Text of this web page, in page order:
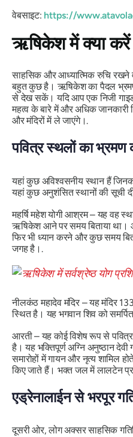
वेबसाइट: https://
ऋषिकेश में क्या करें
साहसिक और आध्यात्मिक रुचि
बहुत कुछ है। ऋषिकेश का पैदल
से देख सकें। यदि आप एक निजी
महत्व के बारे में और अधिक जानकारी
और मंदिरों में ले जाएंगे।.
पवित्र स्थलों का भ्रमण
यहां कुछ अविश्वसनीय स्थान हैं
यहां कुछ अनुशंसित स्थानों की सूची
महर्षि महेश योगी आश्रम – यह वह
ऋषिकेश आने पर समय बिताया था।
फिर भी ध्यान करने और कुछ समय
जगह है।.
नीलकंठ महादेव मंदिर – यह मंदिर
स्थित है। यह भगवान शिव को
आरती – यह कोई विशेष रूप से
है। यह भक्तिपूर्ण अग्नि अनुष्ठान
समारोहों में गायन और नृत्य शामिल
किए जाते हैं। भक्त जल में लालटेन
एड्रेनालाईन से भरपूर
दूसरी ओर, लोग अक्सर साहसिक